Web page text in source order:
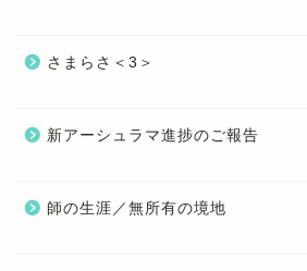
さまらさ＜3＞
新アーシュラマ進捗のご報告
師の生涯／無所有の境地